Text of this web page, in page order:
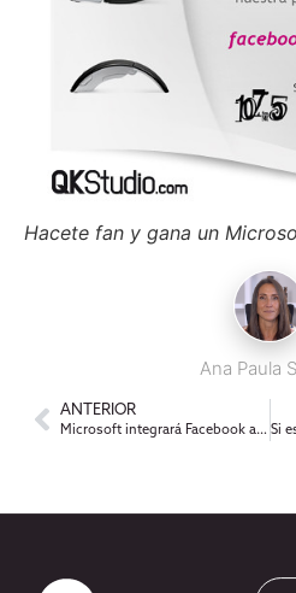
Hacete fan y gana un
Ana Paula
ANTERIOR
Microsoft integrará Facebook a la próxima versión de Outlook